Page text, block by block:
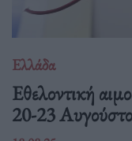
Ελλάδα
Eθελοντική
20-23